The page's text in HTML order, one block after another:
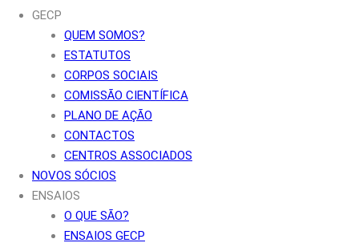
GECP
QUEM SOMOS?
ESTATUTOS
CORPOS SOCIAIS
COMISSÃO CIENTÍFICA
PLANO DE AÇÃO
CONTACTOS
CENTROS ASSOCIADOS
NOVOS SÓCIOS
ENSAIOS
O QUE SÃO?
ENSAIOS GECP